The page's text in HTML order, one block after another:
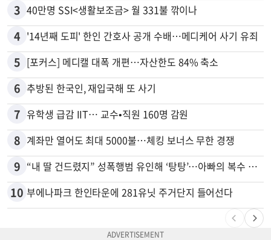
3 40만명 SSI<생활보조금> 월 331불 깎이나
4 '14년째 도피' 한인 간호사 공개 수배…메디케어 사기 유죄
5 [포커스] 메디캘 대폭 개편…자산한도 84% 축소
6 추방된 한국인, 재입국해 또 사기
7 유학생 급감 IIT… 교수•직원 160명 감원
8 계좌만 열어도 최대 5000불…체킹 보너스 무한 경쟁
9 “내 딸 건드렸지” 성폭행범 유인해 ‘탕탕’…아빠의 복수 결말
10 부에나파크 한인타운에 281유닛 주거단지 들어선다